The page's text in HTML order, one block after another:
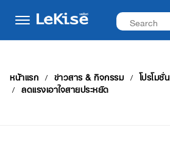
หน้าแรก ข่าวสาร & กิจกรรม โปรโมชั่น
ลดแรงเอาใจสายประหยัด